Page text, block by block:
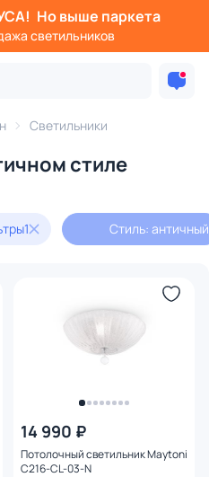
Но выше паркета
светильников
Светильники
стиле
1 Стиль: античный
14 990 ₽
Потолочный светильник Maytoni
C216-CL-03-N
Потолочные